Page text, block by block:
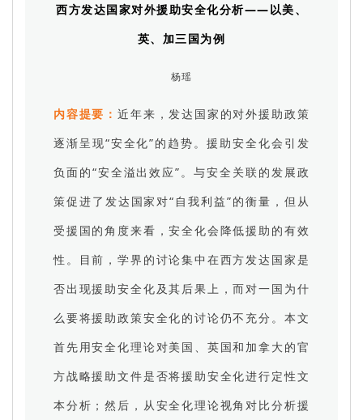
西方发达国家对外援助安全化分析——以美、
英、加三国为例
杨瑶
内容提要：近年来，发达国家的对外援助政策
逐渐呈现“安全化”的趋势。援助安全化会引发
负面的“安全溢出效应”。与安全关联的发展政
策促进了发达国家对“自我利益”的衡量，但从
受援国的角度来看，安全化会降低援助的有效
性。目前，学界的讨论集中在西方发达国家是
否出现援助安全化及其后果上，而对一国为什
么要将援助政策安全化的讨论仍不充分。本文
首先用安全化理论对美国、英国和加拿大的官
方战略援助文件是否将援助安全化进行定性文
本分析；然后，从安全化理论视角对比分析援